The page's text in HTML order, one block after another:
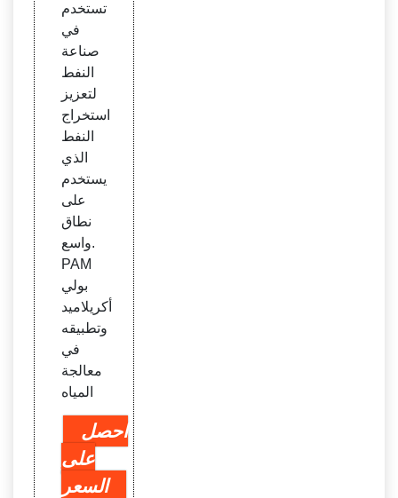
تستخدم
في
صناعة
النفط
لتعزيز
استخراج
النفط
الذي
يستخدم
على
نطاق
واسع.
PAM
بولي
أكريلاميد
وتطبيقه
في
معالجة
المياه
احصل
على
السعر